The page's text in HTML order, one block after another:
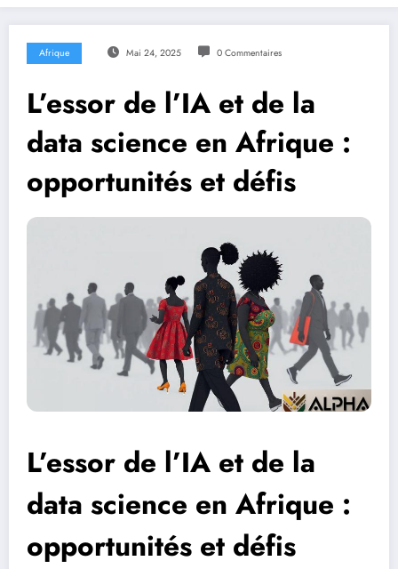
Afrique Mai 24, 2025 0 Commentaires
L’essor de l’IA et de la
data science en Afrique :
opportunités et défis
L’essor de l’IA et de la
data science en Afrique :
opportunités et défis